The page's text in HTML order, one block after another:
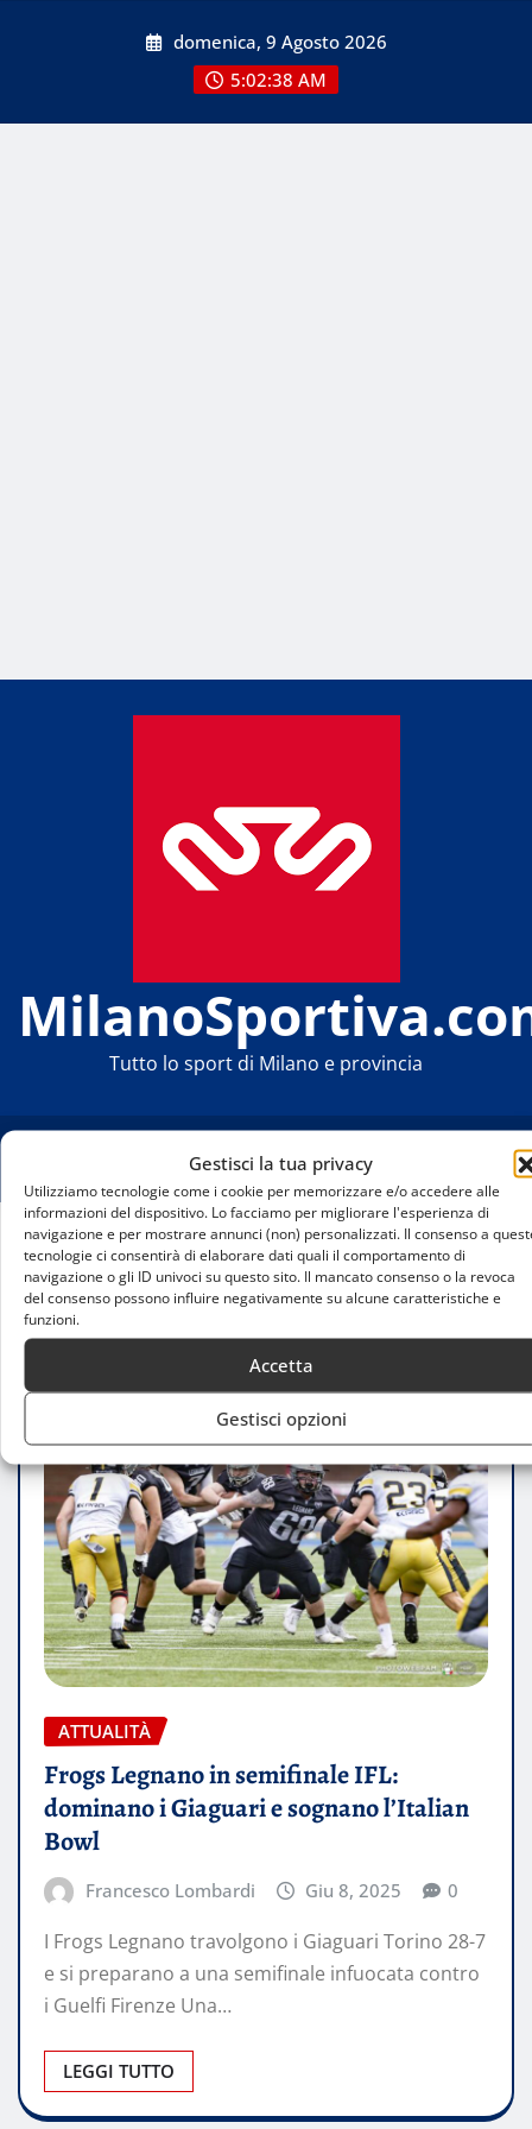
Gestisci la tua privacy
Utilizziamo tecnologie come i cookie per memorizzare e/o accedere alle
informazioni del dispositivo. Lo facciamo per migliorare l'esperienza di
navigazione e per mostrare annunci (non) personalizzati. Il consenso a
tecnologie ci consentirà di elaborare dati quali il comportamento di
navigazione o gli ID univoci su questo sito. Il mancato consenso o la revoca
del consenso possono influire negativamente su alcune caratteristiche e
funzioni.
Accetta
Gestisci opzioni
domenica, 9 Agosto 2026
5:02:38 AM
Tutto lo sport di Milano e provincia
Home
Frogs Legnano in semifinale IFL: dominano i
Giaguari e sognano l’Italian Bowl
ATTUALITÀ
Frogs Legnano in semifinale IFL:
dominano i Giaguari e sognano l’Italian
Bowl
Francesco Lombardi Giu 8, 2025 0
I Frogs Legnano travolgono i Giaguari Torino 28-7
e si preparano a una semifinale infuocata contro
i Guelfi Firenze Una…
LEGGI TUTTO